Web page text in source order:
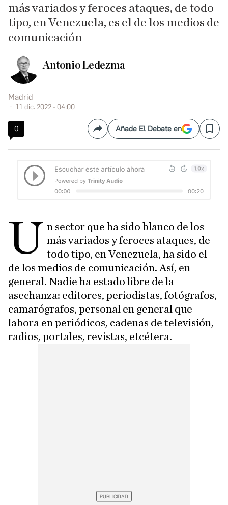
más variados y feroces ataques, de todo
tipo, en Venezuela, es el de los medios de
comunicación
Antonio Ledezma
Madrid
11 dic. 2022 - 04:00
0 CompartirAñade El Debate en Save
U n sector que ha sido blanco de los
más variados y feroces ataques, de
todo tipo, en Venezuela, ha sido el
de los medios de comunicación. Así, en
general. Nadie ha estado libre de la
asechanza: editores, periodistas, fotógrafos,
camarógrafos, personal en general que
labora en periódicos, cadenas de televisión,
radios, portales, revistas, etcétera.